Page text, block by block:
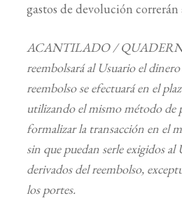
gastos de devolución
ACANTILADO /
reembolsará al Usuario el
reembolso se efectuará en el
utilizando el mismo método de
formalizar la transacción en el
sin que puedan serle exigidos al
derivados del reembolso,
los portes.